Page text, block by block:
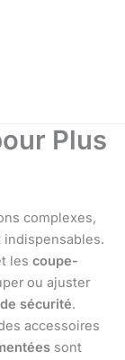
Plus
complexes,
les coupe-
ou ajuster
sécurité.
accessoires
sont